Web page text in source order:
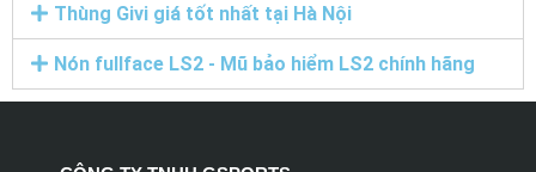
Thùng Givi giá tốt nhất tại Hà Nội
Nón fullface LS2 - Mũ bảo hiểm LS2 chính hãng